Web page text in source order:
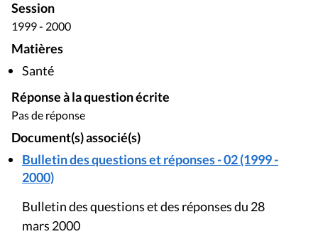
Session
1999 - 2000
Matières
Santé
Réponse à la question écrite
Pas de réponse
Document(s) associé(s)
Bulletin des questions et réponses - 02 (1999 -
2000)
Bulletin des questions et des réponses du 28
mars 2000